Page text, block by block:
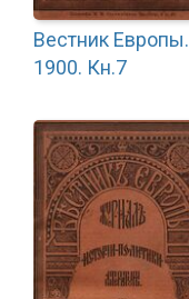
Вестник Европы.
1900. Кн.7